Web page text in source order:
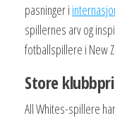
pasninger i
spillernes arv og
fotballspillere i New
Store
All Whites-spillere